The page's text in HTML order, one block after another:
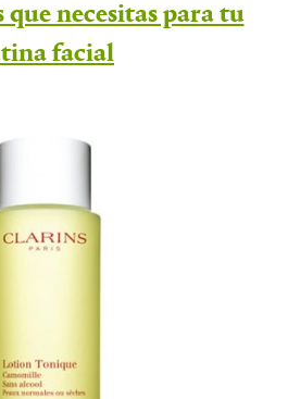
necesitas para tu
facial